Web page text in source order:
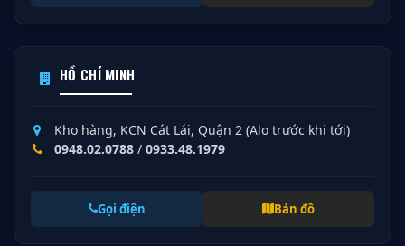
HỒ CHÍ MINH
Kho hàng, KCN Cát Lái, Quận 2 (Alo trước khi tới)
0948.02.0788 / 0933.48.1979
Gọi điện Bản đồ